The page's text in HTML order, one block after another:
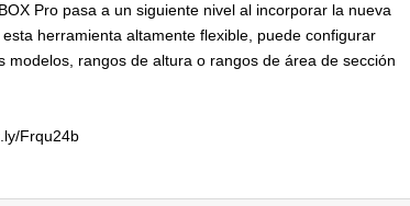
Pro pasa a un siguiente nivel al incorporar la nueva
herramienta altamente flexible, puede configurar
rangos de altura o rangos de área de sección
Frqu24b